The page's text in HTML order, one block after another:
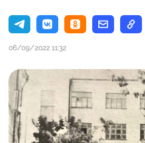
06/09/2022 11:32